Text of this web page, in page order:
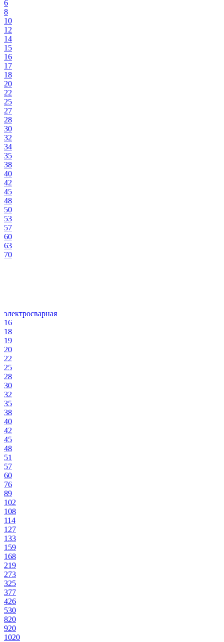
6
8
10
12
14
15
16
17
18
20
22
25
27
28
30
32
34
35
38
40
42
45
48
50
53
57
60
63
70
электросварная
16
18
19
20
22
25
28
30
32
35
38
40
42
45
48
51
57
60
76
89
102
108
114
127
133
159
168
219
273
325
377
426
530
820
920
1020